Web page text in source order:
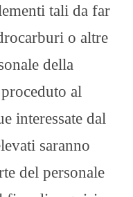
tali da far
o altre
della
al
interessate dal
saranno
del personale